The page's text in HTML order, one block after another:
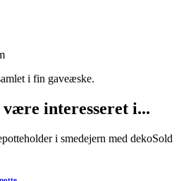
i fin gaveæske.
være interesseret i...
Sold